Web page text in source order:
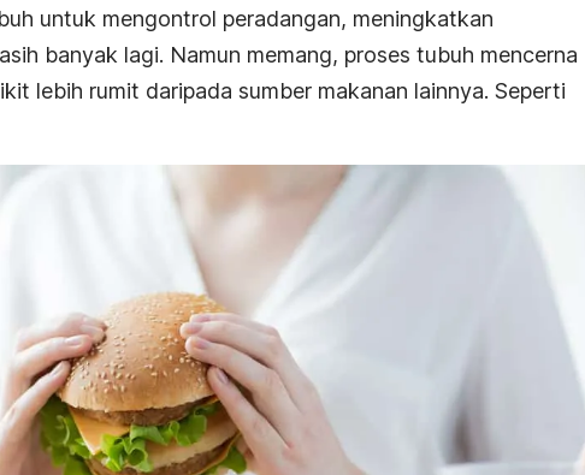
untuk mengontrol peradangan, meningkatkan
banyak lagi. Namun memang, proses tubuh mencerna
lebih rumit daripada sumber makanan lainnya. Seperti